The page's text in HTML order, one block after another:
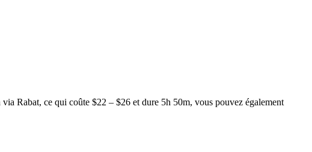
Rabat, ce qui coûte $22 – $26 et dure 5h 50m, vous pouvez également